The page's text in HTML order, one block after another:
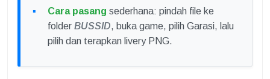
Cara pasang sederhana: pindah file ke
folder BUSSID, buka game, pilih Garasi, lalu
pilih dan terapkan livery PNG.